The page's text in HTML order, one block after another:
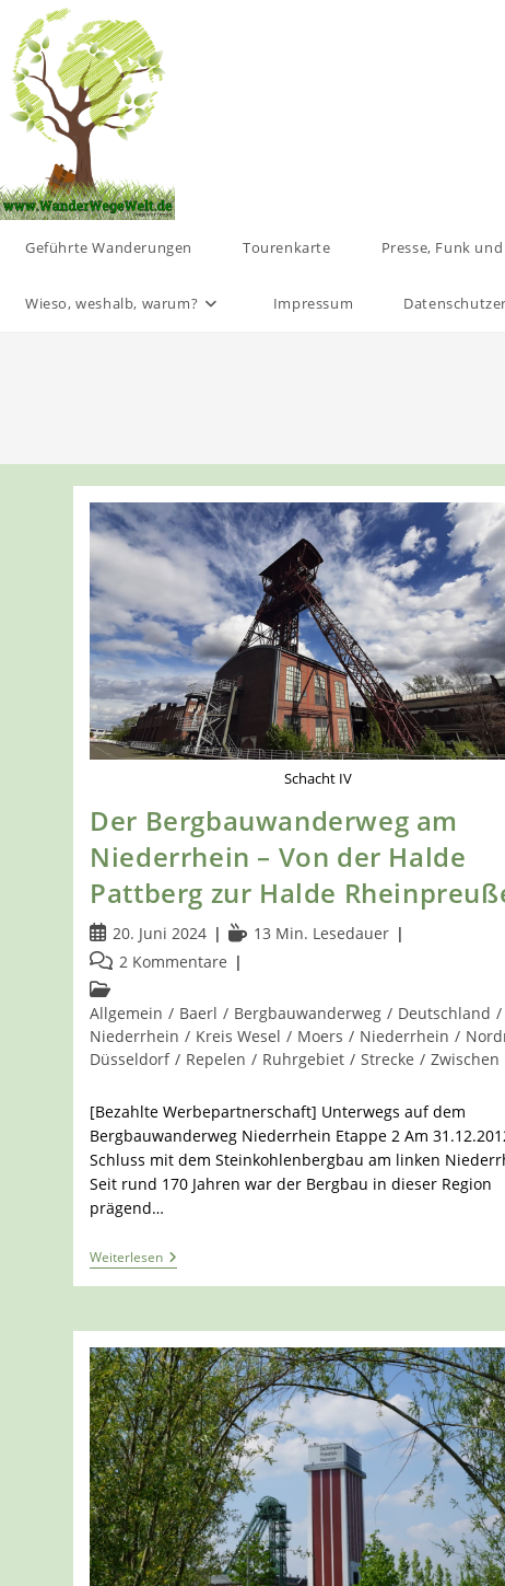
Inhalt
springen
Geführte Wanderungen Tourenkarte Presse, Funk
Wieso, weshalb, warum? Impressum
Schacht IV
Der Bergbauwanderweg am
Niederrhein – Von der Halde
Pattberg zur Halde
Beitrag
veröffentlicht:
20. Juni 2024 Lesedauer:
13 Min. Lesedauer
Beitrags-
Kommentare:
2 Kommentare
Beitrags-
Kategorie:
Allgemein / Baerl / Bergbauwanderweg / Deutschland /
Niederrhein / Kreis Wesel / Moers / Niederrhein /
Düsseldorf / Repelen / Ruhrgebiet / Strecke / Zwischen
[Bezahlte Werbepartnerschaft] Unterwegs auf dem
Bergbauwanderweg Niederrhein Etappe 2 Am
Schluss mit dem Steinkohlenbergbau am linken
Seit rund 170 Jahren war der Bergbau in dieser Region
prägend…
WeiterlesenDer
Bergbauwanderweg
Am
–
Von
Der
Halde
Pattberg
Zur
Halde
Rheinpreußen